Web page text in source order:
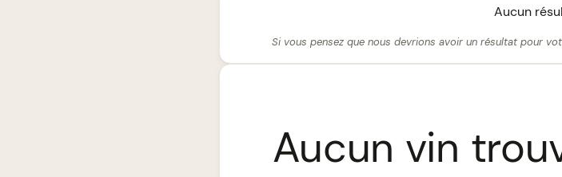
Aucun
Si vous pensez que nous devrions avoir un résultat pour
Aucun vin